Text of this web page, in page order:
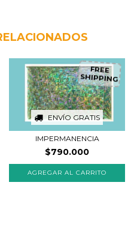
ENVÍO GRATIS
FREE
SHIPPING
IMPERMANENCIA
$790.000